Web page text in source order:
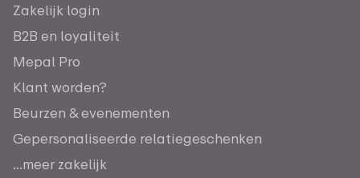
Zakelijk login
B2B en loyaliteit
Mepal Pro
Klant worden?
Beurzen & evenementen
Gepersonaliseerde relatiegeschenken
...meer zakelijk